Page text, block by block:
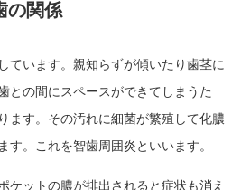
の関係
ています。親知らずが傾いたり歯茎に
との間にスペースができてしまうた
ます。その汚れに細菌が繁殖して化膿
す。これを智歯周囲炎といいます。
ケットの膿が排出されると症状も消え